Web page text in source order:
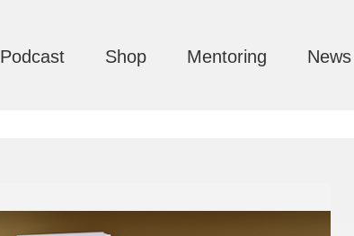
Podcast Shop Mentoring News